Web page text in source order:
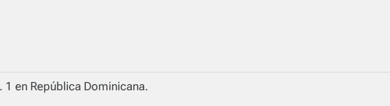
en República Dominicana.